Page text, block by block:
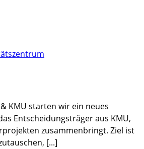
KMU starten wir ein neues
Entscheidungsträger aus KMU,
zusammenbringt. Ziel ist
[...]